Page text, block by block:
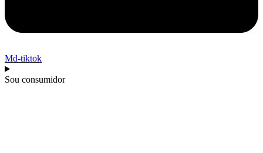
Md-tiktok
Sou consumidor